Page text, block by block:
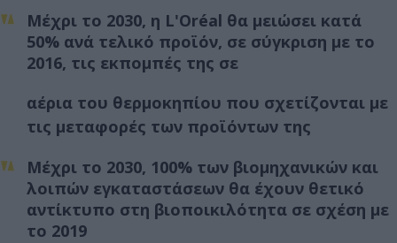
Μέχρι το 2030, η L'Oréal θα μειώσει κατά
50% ανά τελικό προϊόν, σε σύγκριση με το
2016, τις εκπομπές της σε
αέρια του θερμοκηπίου που σχετίζονται με
τις μεταφορές των προϊόντων της
Μέχρι το 2030, 100% των βιομηχανικών και
λοιπών εγκαταστάσεων θα έχουν θετικό
αντίκτυπο στη βιοποικιλότητα σε σχέση με
το 2019